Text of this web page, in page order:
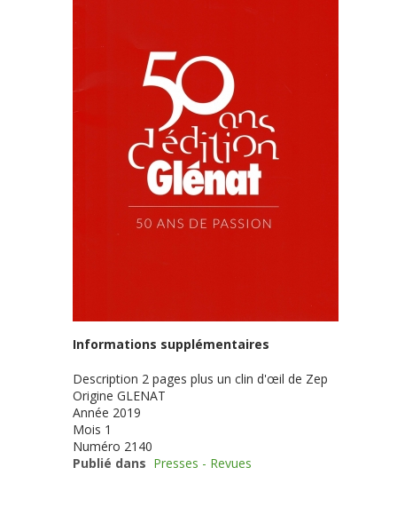
Informations supplémentaires
Description 2 pages plus un clin d'œil de Zep
Origine GLENAT
Année 2019
Mois 1
Numéro 2140
Publié dans Presses - Revues